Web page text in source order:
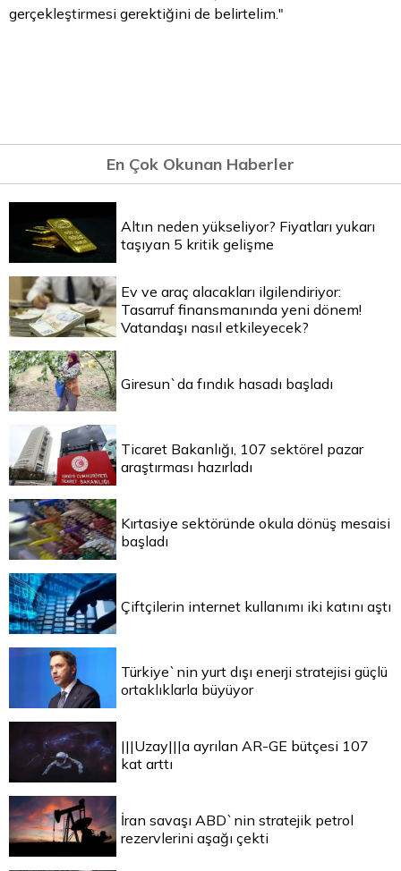
gerçekleştirmesi gerektiğini de belirtelim."
En Çok Okunan Haberler
Altın neden yükseliyor? Fiyatları yukarı
taşıyan 5 kritik gelişme
Ev ve araç alacakları ilgilendiriyor:
Tasarruf finansmanında yeni dönem!
Vatandaşı nasıl etkileyecek?
Giresun`da fındık hasadı başladı
Ticaret Bakanlığı, 107 sektörel pazar
araştırması hazırladı
Kırtasiye sektöründe okula dönüş mesaisi
başladı
Çiftçilerin internet kullanımı iki katını aştı
Türkiye`nin yurt dışı enerji stratejisi güçlü
ortaklıklarla büyüyor
|||Uzay|||a ayrılan AR-GE bütçesi 107
kat arttı
İran savaşı ABD`nin stratejik petrol
rezervlerini aşağı çekti